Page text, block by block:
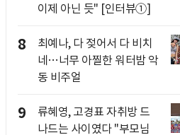
이제 아닌 듯" [인터뷰①]
8
최예나, 다 젖어서 다 비치
네…너무 아찔한 워터밤 악
동 비주얼
9
류혜영, 고경표 자취방 드
나드는 사이였다 "부모님